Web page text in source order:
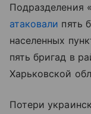
Подразделения
атаковали пять
населенных
пять бригад в
Харьковской
Потери